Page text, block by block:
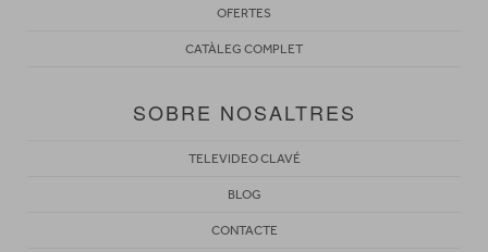
OFERTES
CATÀLEG COMPLET
SOBRE NOSALTRES
TELEVIDEO CLAVÉ
BLOG
CONTACTE